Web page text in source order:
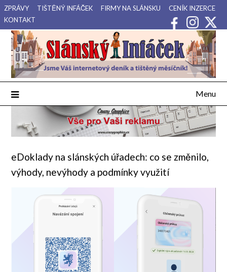
Přejdi
na
obsah
ZPRÁVY TIŠTĚNÝ INFÁČEK FIRMY NA SLÁNSKU
CENÍK INZERCE
KONTAKT
Slánský Infáček
Váš internetový deník a tištěný měsíčník pro Slánsko, Kladensko
a Lounsko.
Menu
eDoklady na slánských úřadech: co se změnilo,
výhody, nevýhody a podmínky využití